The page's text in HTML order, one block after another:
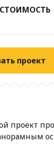
проект
проект